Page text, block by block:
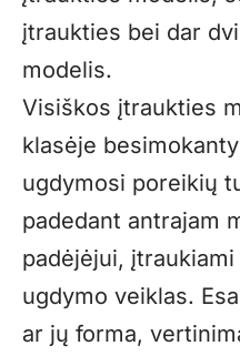
įtraukties bei dar
modelis.
Visiškos įtraukties
klasėje
ugdymosi poreikių
padedant antrajam
padėjėjui,
ugdymo veiklas.
ar jų forma,